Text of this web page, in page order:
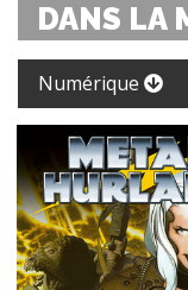
DANS LA
Numérique